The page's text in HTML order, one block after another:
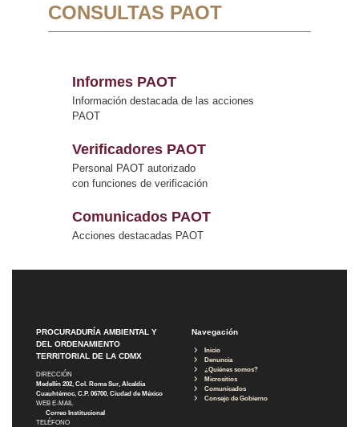
CONSULTAS PAOT
Informes PAOT
Información destacada de las acciones
PAOT
Verificadores PAOT
Personal PAOT autorizado
con funciones de verificación
Comunicados PAOT
Acciones destacadas PAOT
PROCURADURÍA AMBIENTAL Y
DEL ORDENAMIENTO
TERRITORIAL DE LA CDMX
DIRECCIÓN
Medellín 202, Col. Roma Sur, Alcaldía
Cuauhtémoc, C.P. 06700, Ciudad de México
WEB E-MAIL
Correo Institucional
TELÉFONO
Navegación
Inicio
Denuncia
¿Quiénes somos?
Micrositios
Comunicados
Consejo de Gobierno